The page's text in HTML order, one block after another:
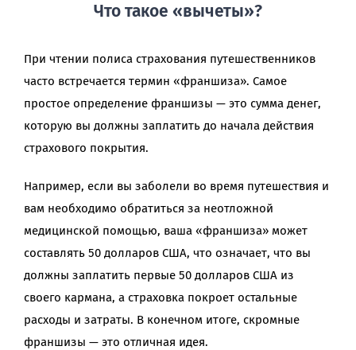
Что такое «вычеты»?
При чтении полиса страхования путешественников
часто встречается термин «франшиза». Самое
простое определение франшизы — это сумма денег,
которую вы должны заплатить до начала действия
страхового покрытия.
Например, если вы заболели во время путешествия и
вам необходимо обратиться за неотложной
медицинской помощью, ваша «франшиза» может
составлять 50 долларов США, что означает, что вы
должны заплатить первые 50 долларов США из
своего кармана, а страховка покроет остальные
расходы и затраты. В конечном итоге, скромные
франшизы — это отличная идея.